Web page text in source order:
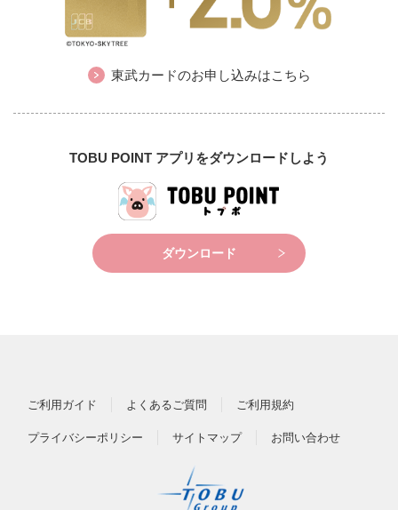
東武カードのお申し込みはこちら
TOBU POINT アプリをダウンロードしよう
ダウンロード
ご利用ガイド よくあるご質問 ご利用規約
プライバシーポリシー サイトマップ お問い合わせ